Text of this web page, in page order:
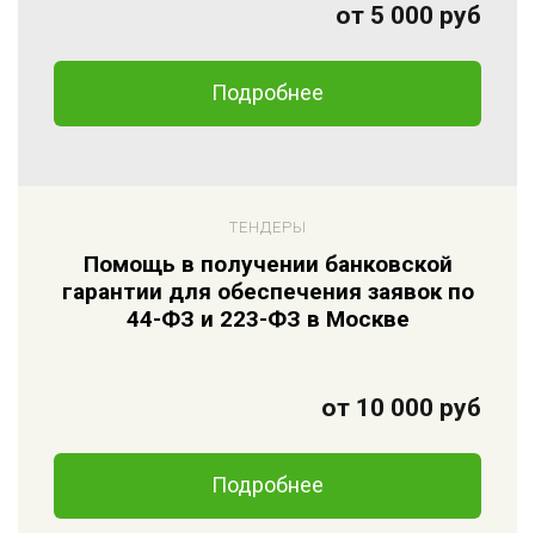
от 5 000 руб
Подробнее
ТЕНДЕРЫ
Помощь в получении банковской
гарантии для обеспечения заявок по
44-ФЗ и 223-ФЗ в Москве
от 10 000 руб
Подробнее